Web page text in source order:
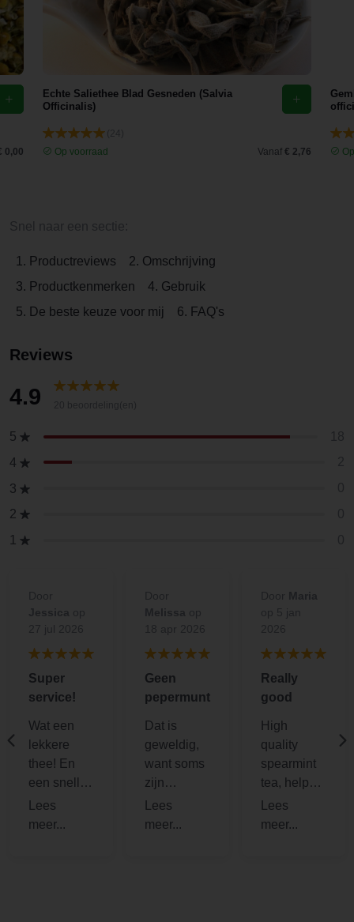
0,00
Echte Saliethee Blad Gesneden (Salvia
Officinalis)
Op voorraad
Vanaf € 2,76
1. Productreviews
2. Omschrijving
3. Productkenmerken
4. Gebruik
5. De beste keuze voor mij
6. FAQ's
Reviews
4.9
5
4
3
2
1
Super
service!
Wat een
lekkere
thee! En
een snelle
en fijne
service,
Geen
pepermunt
Dat is
geweldig,
want soms
zijn
bedrijven
nogal sluw.
Really
good
High
quality
spearmint
tea, helps
me with
hormonal